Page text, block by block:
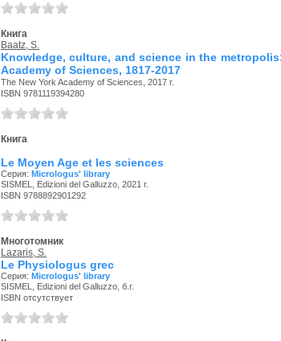
Книга
Baatz, S.
Knowledge, culture, and science in the
Academy of Sciences, 1817-2017
The New York Academy of Sciences, 2017 г.
ISBN 9781119394280
Книга
Le Moyen Age et les sciences
Серия: Micrologus' library
SISMEL, Edizioni del Galluzzo, 2021 г.
ISBN 9788892901292
Многотомник
Lazaris, S.
Le Physiologus grec
Серия: Micrologus' library
SISMEL, Edizioni del Galluzzo, б.г.
ISBN отсутствует